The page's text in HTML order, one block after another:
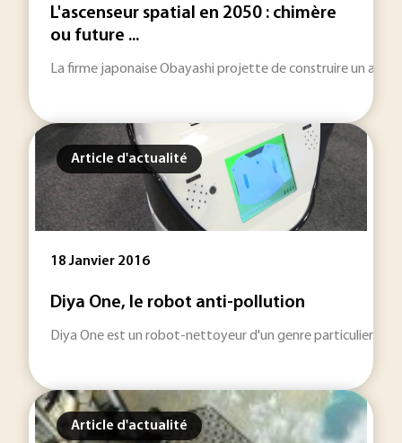
L'ascenseur spatial en 2050 : chimère
ou future ...
La firme japonaise Obayashi projette de construire un
Article d'actualité
18 Janvier 2016
Diya One, le robot anti-pollution
Diya One est un robot-nettoyeur d'un genre particulier
Article d'actualité